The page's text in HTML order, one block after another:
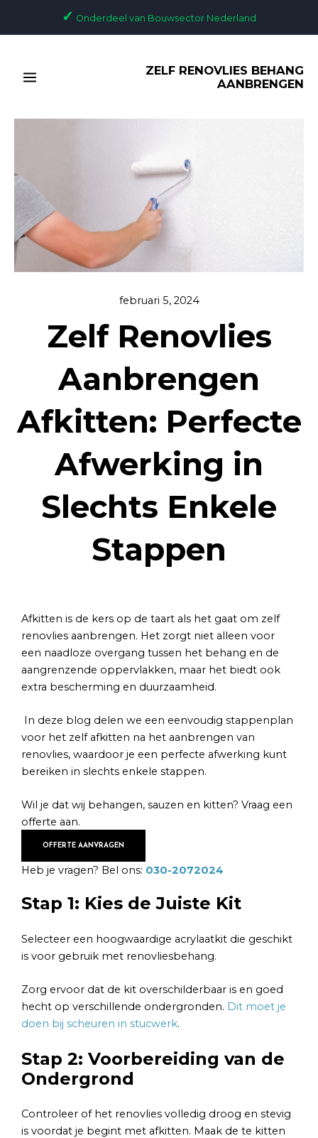
✓ Onderdeel van Bouwsector Nederland
MENU
ZELF RENOVLIES BEHANG
AANBRENGEN
februari 5, 2024
Zelf Renovlies
Aanbrengen
Afkitten: Perfecte
Afwerking in
Slechts Enkele
Stappen
Afkitten is de kers op de taart als het gaat om zelf
renovlies aanbrengen. Het zorgt niet alleen voor
een naadloze overgang tussen het behang en de
aangrenzende oppervlakken, maar het biedt ook
extra bescherming en duurzaamheid.
In deze blog delen we een eenvoudig stappenplan
voor het zelf afkitten na het aanbrengen van
renovlies, waardoor je een perfecte afwerking kunt
bereiken in slechts enkele stappen.
Wil je dat wij behangen, sauzen en kitten? Vraag een
offerte aan.
OFFERTE AANVRAGEN
Heb je vragen? Bel ons: 030-2072024
Stap 1: Kies de Juiste Kit
Selecteer een hoogwaardige acrylaatkit die geschikt
is voor gebruik met renovliesbehang.
Zorg ervoor dat de kit overschilderbaar is en goed
hecht op verschillende ondergronden. Dit moet je
doen bij scheuren in stucwerk.
Stap 2: Voorbereiding van de
Ondergrond
Controleer of het renovlies volledig droog en stevig
is voordat je begint met afkitten. Maak de te kitten